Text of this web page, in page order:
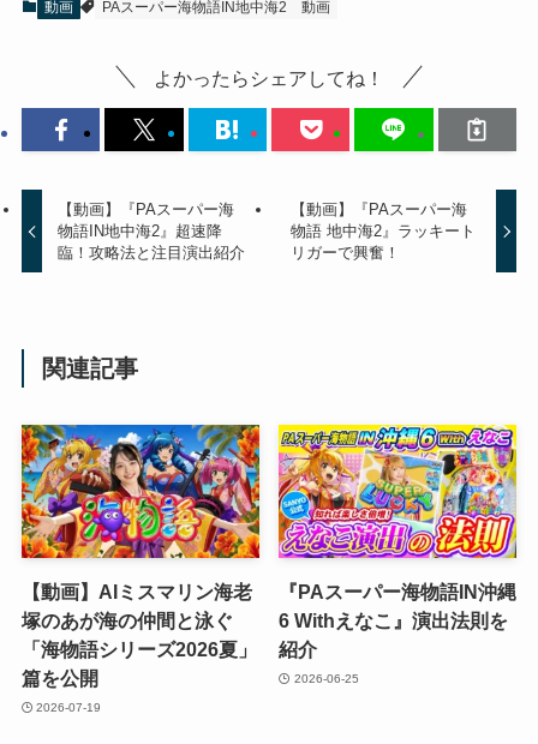
動画 PAスーパー海物語IN地中海2 動画
よかったらシェアしてね！
【動画】『PAスーパー海
物語IN地中海2』超速降
臨！攻略法と注目演出紹介
【動画】『PAスーパー海
物語 地中海2』ラッキート
リガーで興奮！
関連記事
【動画】AIミスマリン海老
塚のあが海の仲間と泳ぐ
「海物語シリーズ2026夏」
篇を公開
2026-07-19
『PAスーパー海物語IN沖縄
6 Withえなこ』演出法則を
紹介
2026-06-25